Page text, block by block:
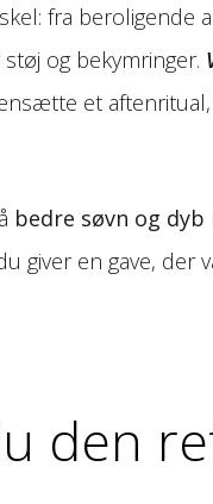
fra beroligende
og bekymringer.
et
bedre søvn og dyb
giver en gave,
den